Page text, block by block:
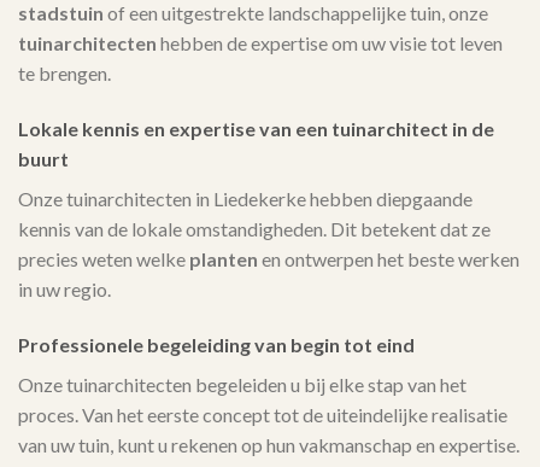
stadstuin of een uitgestrekte landschappelijke tuin, onze
tuinarchitecten hebben de expertise om uw visie tot leven
te brengen.
Lokale kennis en expertise van een tuinarchitect in de
buurt
Onze tuinarchitecten in Liedekerke hebben diepgaande
kennis van de lokale omstandigheden. Dit betekent dat ze
precies weten welke planten en ontwerpen het beste werken
in uw regio.
Professionele begeleiding van begin tot eind
Onze tuinarchitecten begeleiden u bij elke stap van het
proces. Van het eerste concept tot de uiteindelijke realisatie
van uw tuin, kunt u rekenen op hun vakmanschap en expertise.